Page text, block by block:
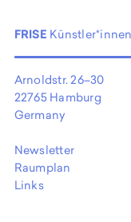
FRISE
Arnoldstr. 26–30
22765 Hamburg
Germany
Newsletter
Raumplan
Links